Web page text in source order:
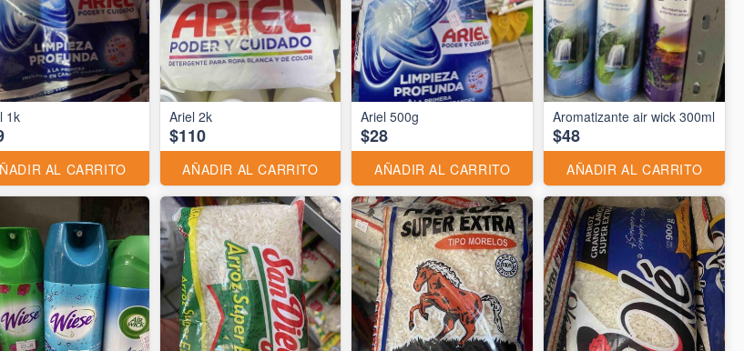
1k
AL CARRITO
Ariel 2k
$110
AÑADIR AL CARRITO
Ariel 500g
$28
AÑADIR AL CARRITO
Aromatizante air wick 300ml
$48
AÑADIR AL CARRITO